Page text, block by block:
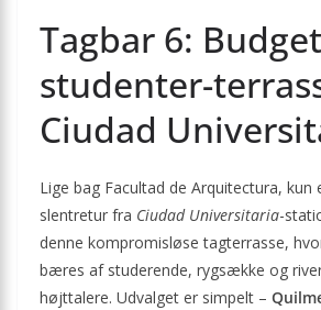
Tagbar 6:
studenter-
Ciudad
Lige bag Facultad de Arquitectura, kun
slentretur fra Ciudad Universitaria-
denne kompromisløse tagterrasse,
bæres af studerende, rygsække og
højttalere. Udvalget er simpelt –